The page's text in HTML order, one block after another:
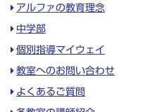
アルファの教育理念
中学部
個別指導マイウェイ
教室へのお問い合わせ
よくあるご質問